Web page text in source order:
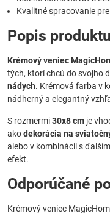
Kvalitné spracovanie
Popis produktu
Krémový veniec
tých, ktorí chcú do svojho
nádych. Krémová farba v
nádherný a elegantný
S rozmermi30x8 cm je
akodekorácia na
alebo v kombinácii s
efekt.
Odporúčané
Krémový veniec